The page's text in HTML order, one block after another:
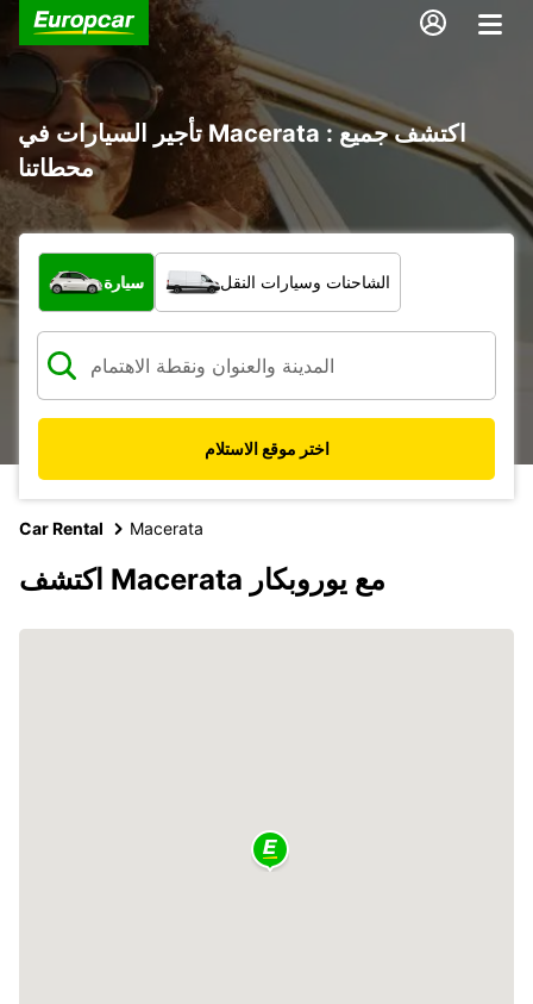
تأجير السيارات في Macerata : اكتشف جميع
محطاتنا
ما نوع المركبة؟
سيارة الشاحنات وسيارات النقل
اختر موقع الاستلام
Car Rental Macerata
اكتشف Macerata مع يوروبكار